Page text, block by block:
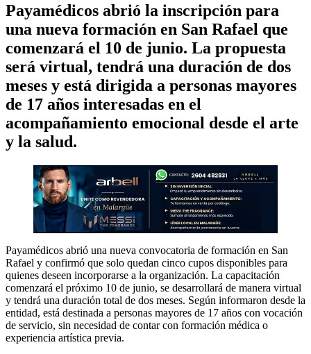
Payamédicos abrió la inscripción para
una nueva formación en San Rafael que
comenzará el 10 de junio. La propuesta
será virtual, tendrá una duración de dos
meses y está dirigida a personas mayores
de 17 años interesadas en el
acompañamiento emocional desde el arte
y la salud.
Payamédicos abrió una nueva convocatoria de formación en San
Rafael y confirmó que solo quedan cinco cupos disponibles para
quienes deseen incorporarse a la organización. La capacitación
comenzará el próximo 10 de junio, se desarrollará de manera virtual
y tendrá una duración total de dos meses. Según informaron desde la
entidad, está destinada a personas mayores de 17 años con vocación
de servicio, sin necesidad de contar con formación médica o
experiencia artística previa.